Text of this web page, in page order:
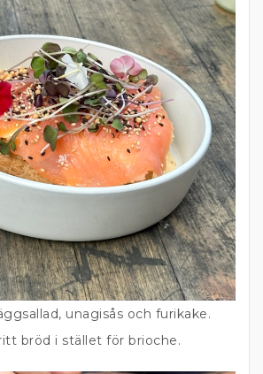
unagisås och furikake.
bröd i stället för brioche.